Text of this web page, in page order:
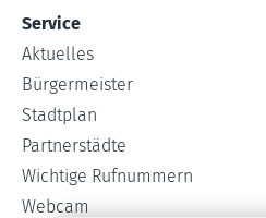
Service
Aktuelles
Bürgermeister
Stadtplan
Partnerstädte
Wichtige Rufnummern
Webcam